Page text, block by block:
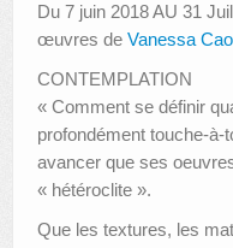
Du 7 juin 2018 AU 31
œuvres de Vanessa Cao
CONTEMPLATION
« Comment se définir
profondément touche-
avancer que ses
« hétéroclite ».
Que les textures, les